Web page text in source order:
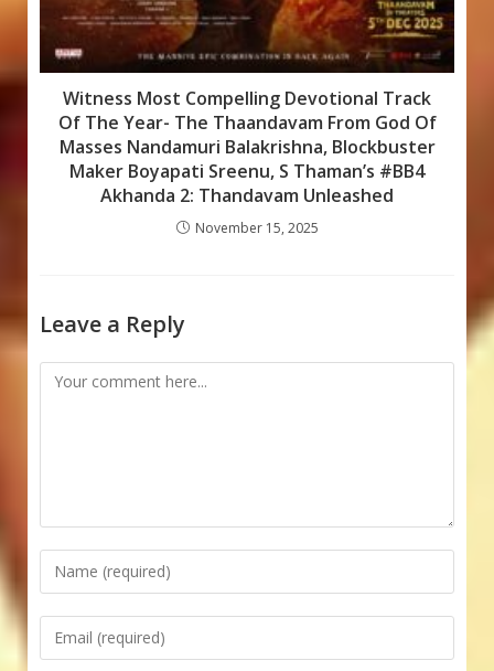
Witness Most Compelling Devotional Track
Of The Year- The Thaandavam From God Of
Masses Nandamuri Balakrishna, Blockbuster
Maker Boyapati Sreenu, S Thaman’s #BB4
Akhanda 2: Thandavam Unleashed
November 15, 2025
Leave a Reply
Comment
Enter
your
name
Enter
your